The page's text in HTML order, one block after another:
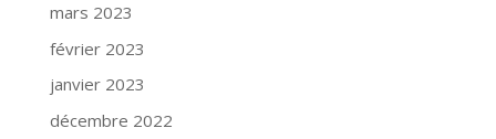
mars 2023
février 2023
janvier 2023
décembre 2022